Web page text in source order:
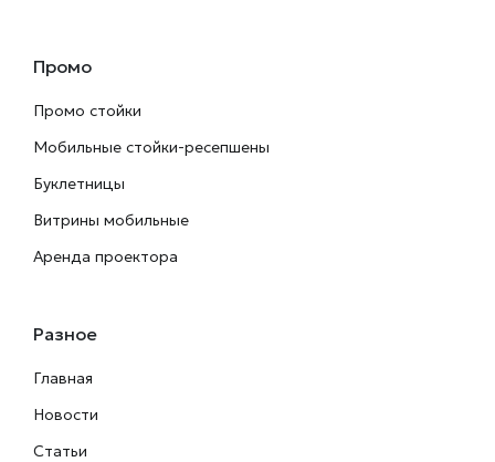
Промо
Промо стойки
Мобильные стойки-ресепшены
Буклетницы
Витрины мобильные
Аренда проектора
Разное
Главная
Новости
Статьи